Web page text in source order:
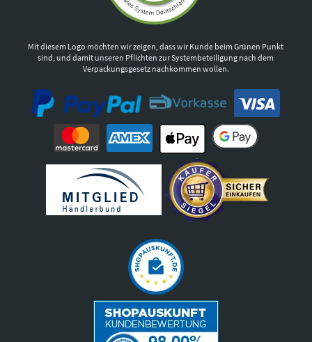
Mit diesem Logo möchten wir zeigen, dass wir Kunde beim Grünen Punkt
sind, und damit unseren Pflichten zur Systembeteiligung nach dem
Verpackungsgesetz nachkommen wollen.